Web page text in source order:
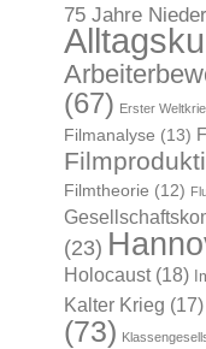
75 Jahre
(67) Erster
Filmanalyse (13)
Filmtheorie (12)
(23)
Holocaust(18)
Kalter Krieg (17)
(73)